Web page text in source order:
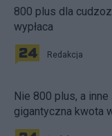
800 plus dla
wypłaca
Redakcja
Nie 800 plus, a
gigantyczna kwota